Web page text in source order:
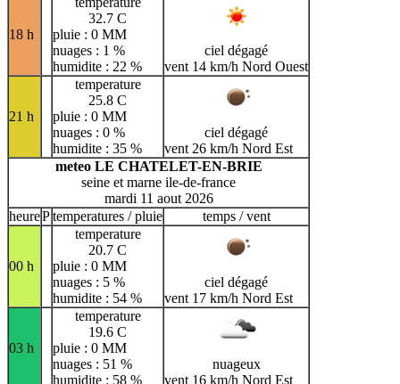
18 h
32.7 C
pluie : 0 MM
nuages : 1 %
humidite : 22 %
ciel dégagé
vent 14 km/h Nord Ouest
21 h
temperature
25.8 C
pluie : 0 MM
nuages : 0 %
humidite : 35 %
ciel dégagé
vent 26 km/h Nord Est
meteo LE CHATELET-EN-BRIE
seine et marne ile-de-france
mardi 11 aout 2026
heurePtemperatures / pluie temps / vent
00 h
temperature
20.7 C
pluie : 0 MM
nuages : 5 %
humidite : 54 %
ciel dégagé
vent 17 km/h Nord Est
03 h
temperature
19.6 C
pluie : 0 MM
nuages : 51 %
humidite : 58 %
nuageux
vent 16 km/h Nord Est